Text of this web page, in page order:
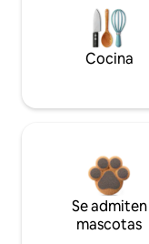
Cocina
Se admiten
mascotas